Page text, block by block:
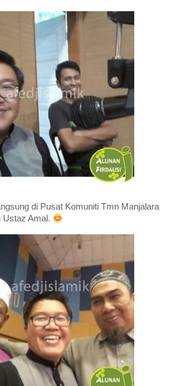
di Pusat Komuniti Tmn Manjalara
Ustaz Amal.